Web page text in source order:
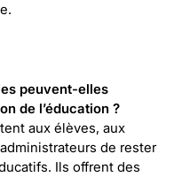
peuvent-elles
de l’éducation ?
aux élèves, aux
de rester
Ils offrent des